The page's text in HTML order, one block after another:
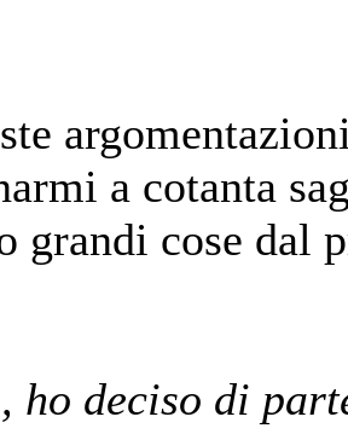
a cotanta
grandi cose dal
ho deciso di